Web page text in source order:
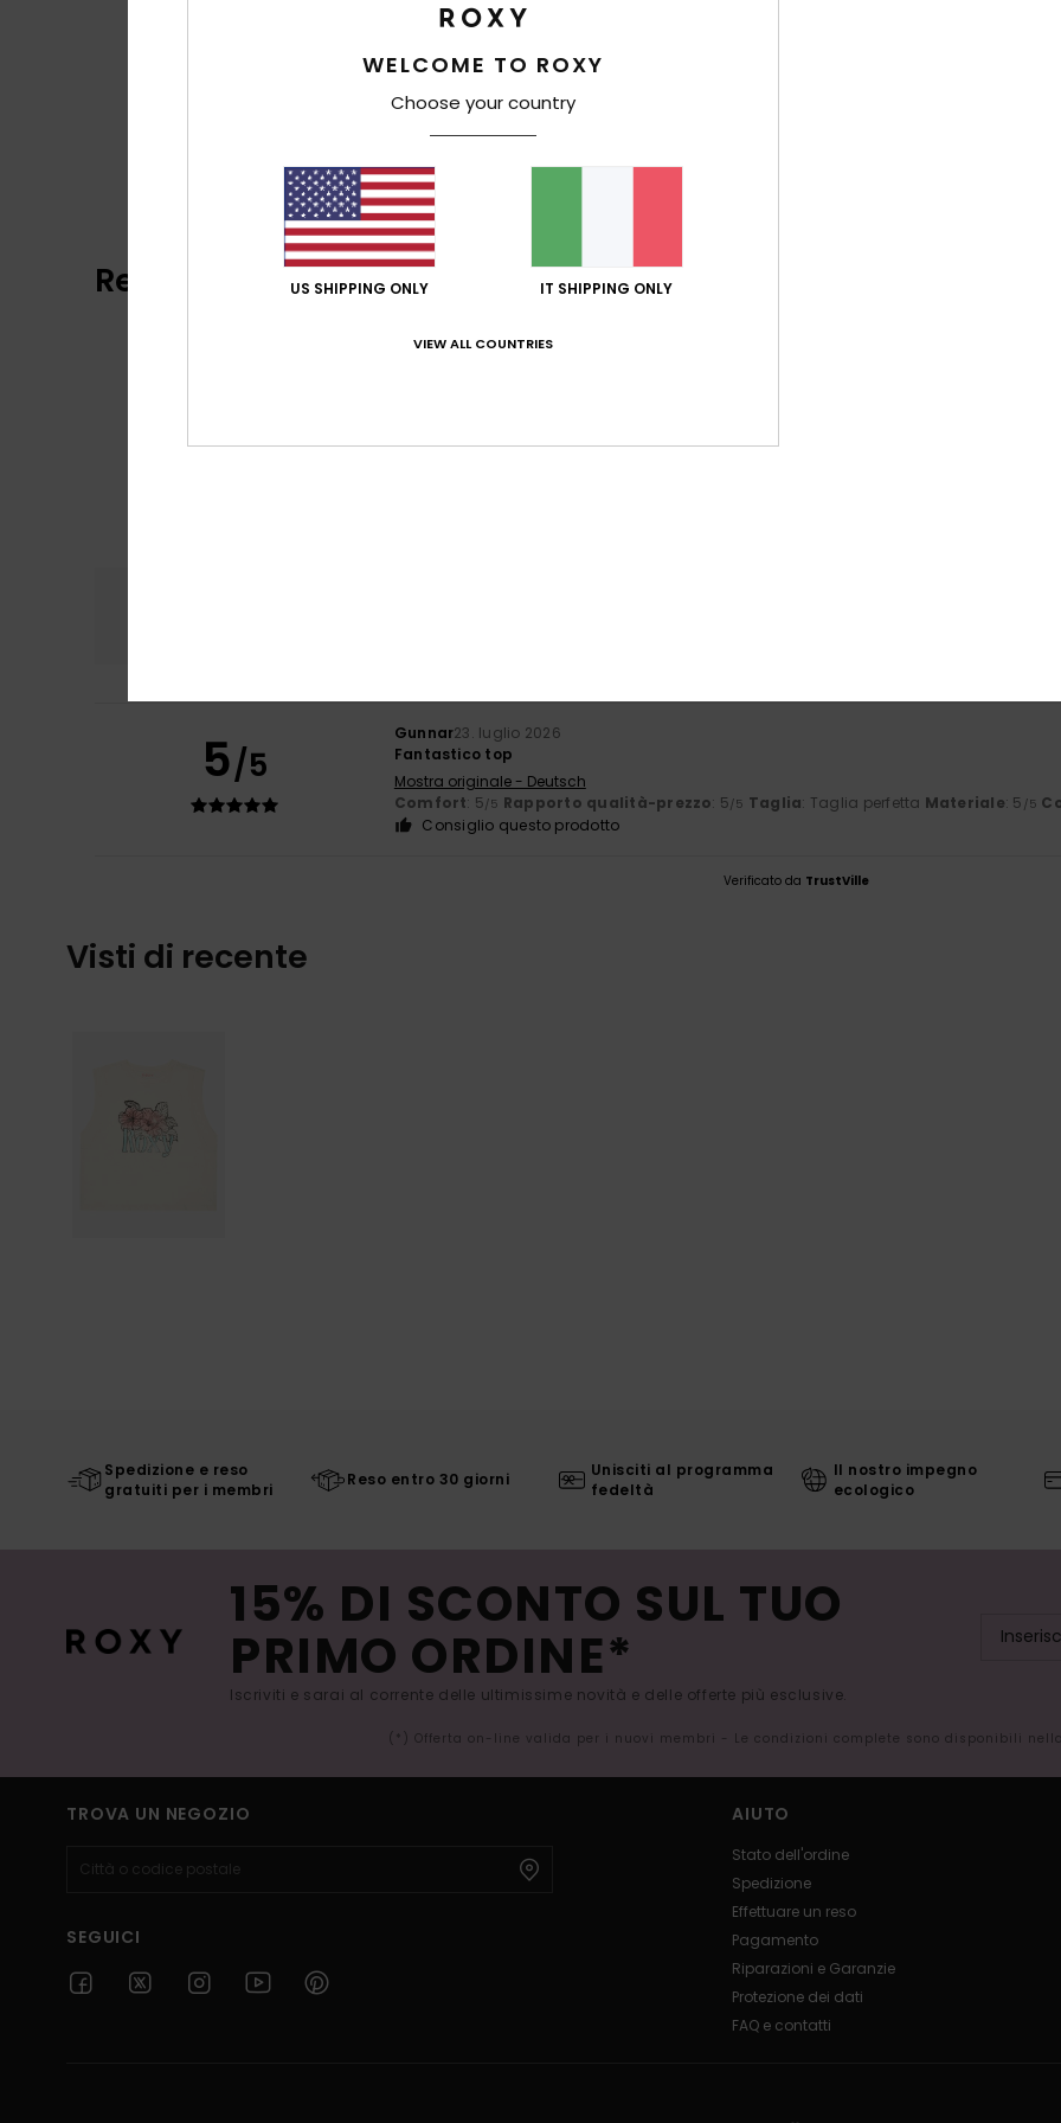
Recensioni dei clienti
5.0
5/5
Gunnar23. luglio 2026
Fantastico top
Mostra originale - Deutsch
Comfort: 5/5 Rapporto qualità-prezzo: 5/5 Taglia: Taglia perfetta Materiale: 5 /5
Consiglio questo prodotto
Verificato da TrustVille
Visti di recente
Spedizione e reso
gratuiti per i membri
Reso entro 30 giorni
Unisciti al programma
fedeltà
Il nostro impegno
ecologico
15% DI SCONTO SUL TUO
PRIMO ORDINE*
Iscriviti e sarai al corrente delle ultimissime novità e delle offerte più esclusive.
(*) Offerta on-line valida per i nuovi membri - Le condizioni complete sono disponibili
TROVA UN NEGOZIO
SEGUICI
AIUTO
Stato dell'ordine
Spedizione
Effettuare un reso
Pagamento
Riparazioni e Garanzie
Protezione dei dati
FAQ e contatti
WELCOME TO ROXY
Choose your country
US SHIPPING ONLY IT SHIPPING ONLY
VIEW ALL COUNTRIES